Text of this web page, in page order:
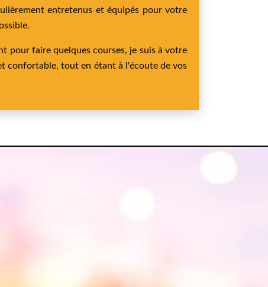
entretenus et équipés pour votre
pour faire quelques courses, je suis à votre
confortable, tout en étant à l'écoute de vos